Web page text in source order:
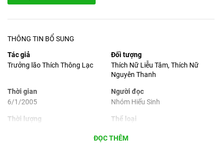
THÔNG TIN BỔ SUNG
Tác giả
Trưởng lão Thích Thông Lạc
Đối tượng
Thích Nữ Liễu Tâm, Thích Nữ
Nguyên Thanh
Thời gian
6/1/2005
Người đọc
Nhóm Hiếu Sinh
Thời lượng
Thể loại
ĐỌC THÊM